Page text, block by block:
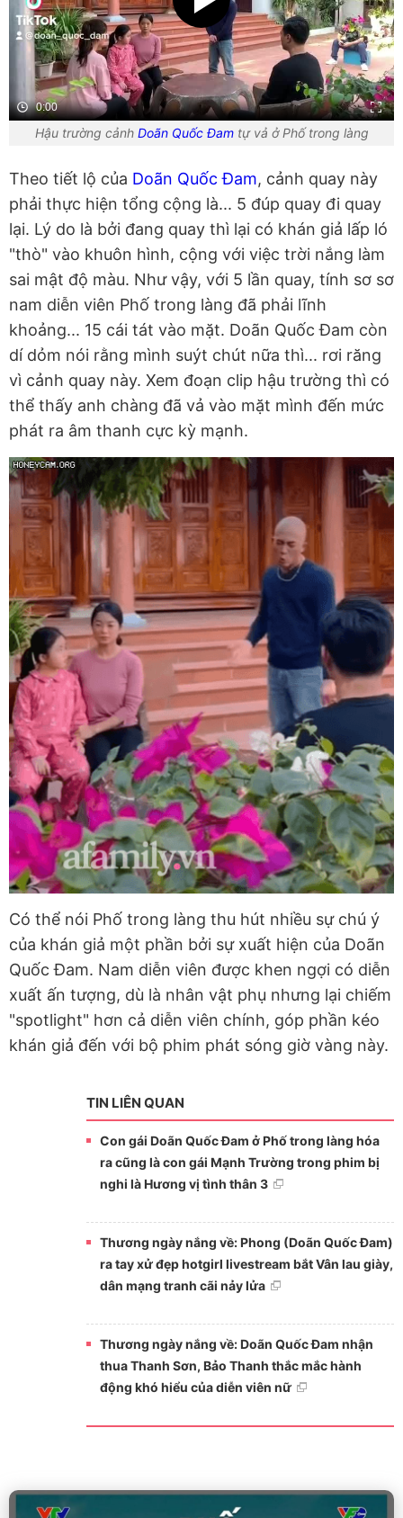
0:00
Hậu trường cảnh Doãn Quốc Đamtự vả ở Phố trong làng
Theo tiết lộ của Doãn Quốc Đam, cảnh quay này
phải thực hiện tổng cộng là... 5 đúp quay đi quay
lại. Lý do là bởi đang quay thì lại có khán giả lấp ló
"thò" vào khuôn hình, cộng với việc trời nắng làm
sai mật độ màu. Như vậy, với 5 lần quay, tính sơ sơ
nam diễn viên Phố trong làng đã phải lĩnh
khoảng... 15 cái tát vào mặt. Doãn Quốc Đam còn
dí dỏm nói rằng mình suýt chút nữa thì... rơi răng
vì cảnh quay này. Xem đoạn clip hậu trường thì có
thể thấy anh chàng đã vả vào mặt mình đến mức
phát ra âm thanh cực kỳ mạnh.
Có thể nói Phố trong làng thu hút nhiều sự chú ý
của khán giả một phần bởi sự xuất hiện của Doãn
Quốc Đam. Nam diễn viên được khen ngợi có diễn
xuất ấn tượng, dù là nhân vật phụ nhưng lại chiếm
"spotlight" hơn cả diễn viên chính, góp phần kéo
khán giả đến với bộ phim phát sóng giờ vàng này.
TIN LIÊN QUAN
Con gái Doãn Quốc Đam ở Phố trong làng hóa
ra cũng là con gái Mạnh Trường trong phim bị
nghi là Hương vị tình thân 3
Thương ngày nắng về: Phong (Doãn Quốc Đam)
ra tay xử đẹp hotgirl livestream bắt Vân lau giày,
dân mạng tranh cãi nảy lửa
Thương ngày nắng về: Doãn Quốc Đam nhận
thua Thanh Sơn, Bảo Thanh thắc mắc hành
động khó hiểu của diễn viên nữ